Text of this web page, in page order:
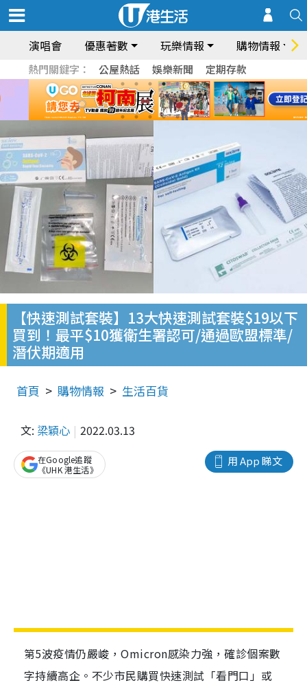
演唱會 優惠著數 玩樂情報 購物情報
熱門關鍵字： 公屋熱話 娛樂新聞 定期存款
【快速測試套裝】13大快速測試套裝$19以下
買到！最平$10獲衛生署認可/通過歐盟標準/
潛伏期適用
首頁 購物情報 生活百貨
文: 梁穎心 2022.03.13
用 App 睇文
在Google追蹤
《UHK 港生活》
第5波疫情仍嚴峻，Omicron感染力強，確診個案數
字持續高企。不少市民購買快速測試「看門口」或